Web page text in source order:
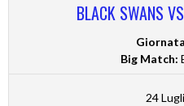
BLACK SWANS
Big Match:
24